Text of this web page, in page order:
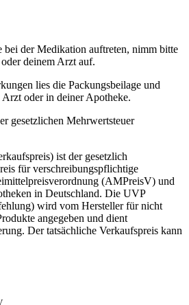
bei der Medikation auftreten, nimm bitte
deinem Arzt auf.
lies die Packungsbeilage und
oder in deiner Apotheke.
gesetzlichen Mehrwertsteuer
ist der gesetzlich
für verschreibungspflichtige
(AMPreisV) und
in Deutschland. Die UVP
wird vom Hersteller für nicht
angegeben und dient
Der tatsächliche Verkaufspreis kann